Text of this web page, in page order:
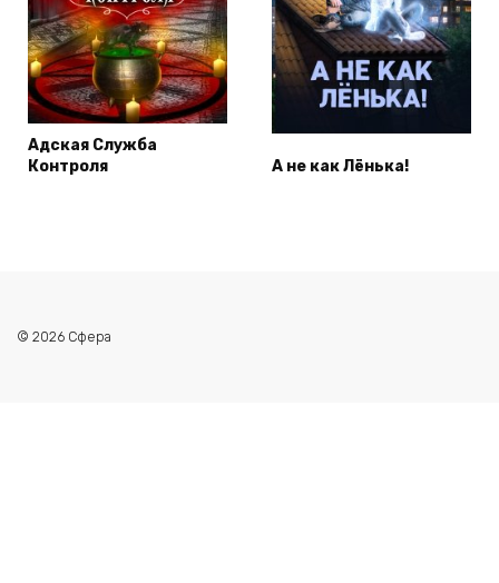
Адская Служба
Контроля
А не как Лёнька!
© 2026 Сфера